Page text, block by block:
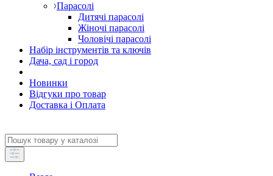
Парасолі
Дитячі парасолі
Жіночі парасолі
Чоловічі парасолі
Набір інструментів та ключів
Дача, сад і город
Новинки
Відгуки про товар
Доставка і Оплата